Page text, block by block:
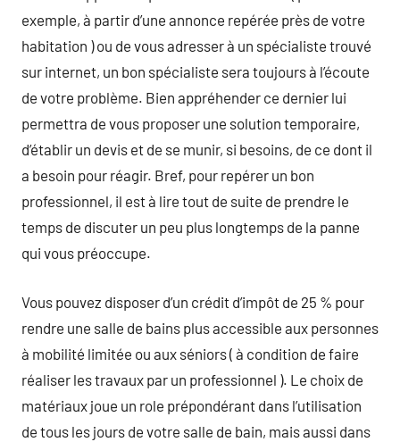
exemple, à partir d’une annonce repérée près de votre
habitation ) ou de vous adresser à un spécialiste trouvé
sur internet, un bon spécialiste sera toujours à l’écoute
de votre problème. Bien appréhender ce dernier lui
permettra de vous proposer une solution temporaire,
d’établir un devis et de se munir, si besoins, de ce dont il
a besoin pour réagir. Bref, pour repérer un bon
professionnel, il est à lire tout de suite de prendre le
temps de discuter un peu plus longtemps de la panne
qui vous préoccupe.
Vous pouvez disposer d’un crédit d’impôt de 25 % pour
rendre une salle de bains plus accessible aux personnes
à mobilité limitée ou aux séniors ( à condition de faire
réaliser les travaux par un professionnel ). Le choix de
matériaux joue un role prépondérant dans l’utilisation
de tous les jours de votre salle de bain, mais aussi dans